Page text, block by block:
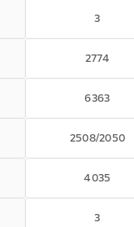
3
2774
6363
2508/2050
4035
3